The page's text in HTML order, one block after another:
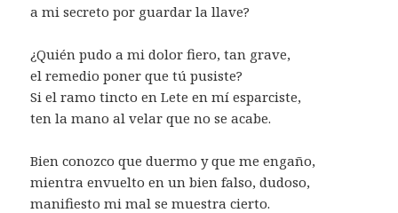
a mi secreto por guardar la llave?
¿Quién pudo a mi dolor fiero, tan grave,
el remedio poner que tú pusiste?
Si el ramo tincto en Lete en mí esparciste,
ten la mano al velar que no se acabe.
Bien conozco que duermo y que me engaño,
mientra envuelto en un bien falso, dudoso,
manifiesto mi mal se muestra cierto.